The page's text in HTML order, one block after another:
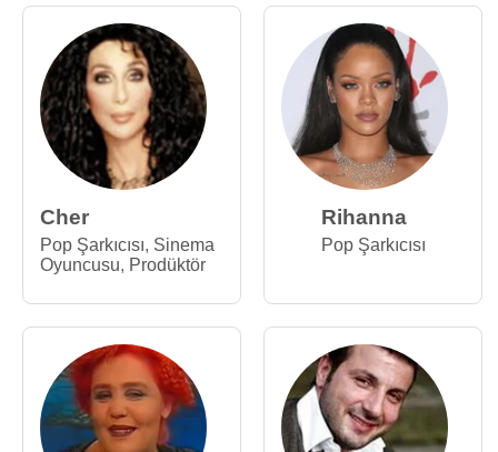
Cher
Pop Şarkıcısı, Sinema
Oyuncusu, Prodüktör
Rihanna
Pop Şarkıcısı